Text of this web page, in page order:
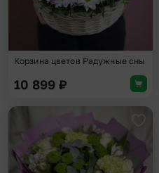
Корзина цветов Радужные сны
10 899 ₽